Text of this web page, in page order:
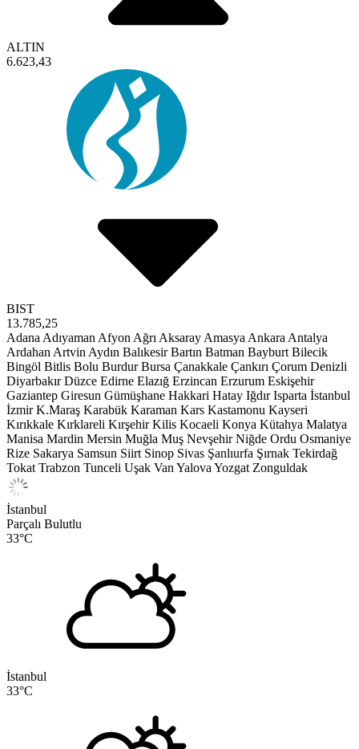
ALTIN
6.623,43
BIST
13.785,25
Adana Adıyaman Afyon Ağrı Aksaray Amasya Ankara Antalya
Ardahan Artvin Aydın Balıkesir Bartın Batman Bayburt Bilecik
Bingöl Bitlis Bolu Burdur Bursa Çanakkale Çankırı Çorum Denizli
Diyarbakır Düzce Edirne Elazığ Erzincan Erzurum Eskişehir
Gaziantep Giresun Gümüşhane Hakkari Hatay Iğdır Isparta İstanbul
İzmir K.Maraş Karabük Karaman Kars Kastamonu Kayseri
Kırıkkale Kırklareli Kırşehir Kilis Kocaeli Konya Kütahya Malatya
Manisa Mardin Mersin Muğla Muş Nevşehir Niğde Ordu Osmaniye
Rize Sakarya Samsun Siirt Sinop Sivas Şanlıurfa Şırnak Tekirdağ
Tokat Trabzon Tunceli Uşak Van Yalova Yozgat Zonguldak
İstanbul
Parçalı Bulutlu
33°C
İstanbul
33°C